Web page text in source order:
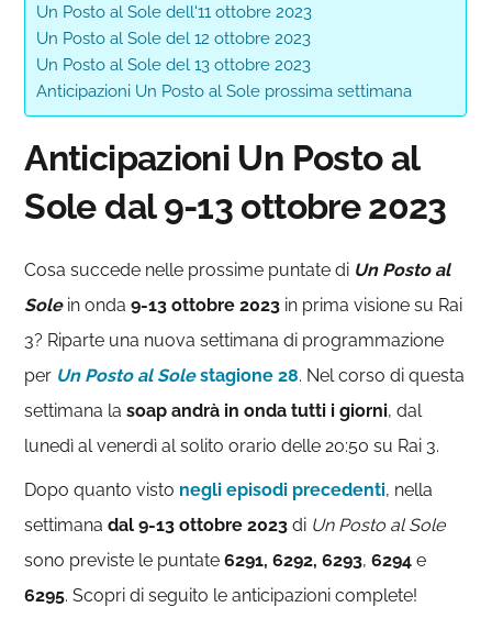
Un Posto al Sole dell'11 ottobre 2023
Un Posto al Sole del 12 ottobre 2023
Un Posto al Sole del 13 ottobre 2023
Anticipazioni Un Posto al Sole prossima settimana
Anticipazioni Un Posto al
Sole dal 9-13 ottobre 2023
Cosa succede nelle prossime puntate di Un Posto al
Solein onda9-13 ottobre 2023 in prima visione su Rai
3? Riparte una nuova settimana di programmazione
per Un Posto al Solestagione 28. Nel corso di questa
settimana lasoap andrà in onda tutti i giorni, dal
lunedì al venerdì al solito orario delle 20:50 su Rai 3.
Dopo quanto visto negli episodi precedenti, nella
settimana dal 9-13 ottobre 2023 di Un Posto al Sole
sono previste le puntate6291, 6292, 6293, 6294e
6295. Scopri di seguito le anticipazioni complete!